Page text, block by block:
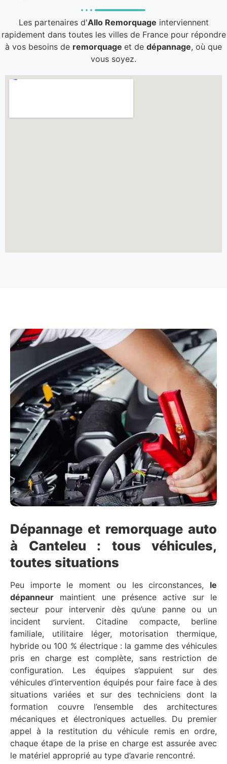
Les partenaires d'Allo Remorquage interviennent
rapidement dans toutes les villes de France pour répondre
à vos besoins de remorquage et de dépannage, où que
vous soyez.
Dépannage et remorquage auto
à Canteleu : tous véhicules,
toutes situations
Peu importe le moment ou les circonstances, le
dépanneur maintient une présence active sur le
secteur pour intervenir dès qu’une panne ou un
incident survient. Citadine compacte, berline
familiale, utilitaire léger, motorisation thermique,
hybride ou 100 % électrique : la gamme des véhicules
pris en charge est complète, sans restriction de
configuration. Les équipes s’appuient sur des
véhicules d’intervention équipés pour faire face à des
situations variées et sur des techniciens dont la
formation couvre l’ensemble des architectures
mécaniques et électroniques actuelles. Du premier
appel à la restitution du véhicule remis en ordre,
chaque étape de la prise en charge est assurée avec
le matériel approprié au type d’avarie rencontré.